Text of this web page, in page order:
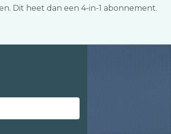
Dit heet dan een 4-in-1 abonnement.